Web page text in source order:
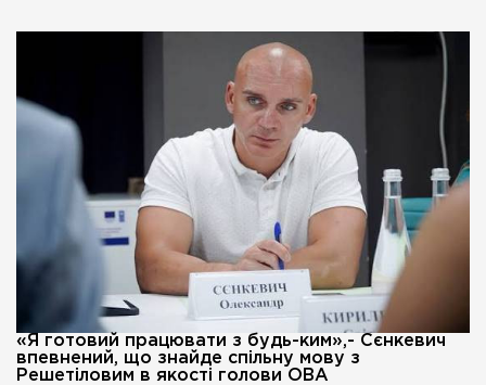
«Я готовий працювати з будь-ким»,- Сєнкевич
впевнений, що знайде спільну мову з
Решетіловим в якості голови ОВА